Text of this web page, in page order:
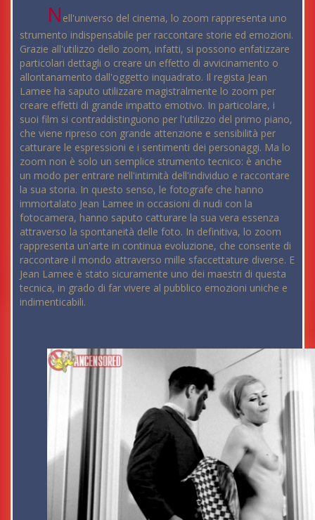
N ell'universo del cinema, lo zoom rappresenta uno
strumento indispensabile per raccontare storie ed emozioni.
Grazie all'utilizzo dello zoom, infatti, si possono enfatizzare
particolari dettagli o creare un effetto di avvicinamento o
allontanamento dall'oggetto inquadrato. Il regista Jean
Lamee ha saputo utilizzare magistralmente lo zoom per
creare effetti di grande impatto emotivo. In particolare, i
suoi film si contraddistinguono per l'utilizzo del primo piano,
che viene ripreso con grande attenzione e sensibilità per
catturare le espressioni e i sentimenti dei personaggi. Ma lo
zoom non è solo un semplice strumento tecnico: è anche
un modo per entrare nell'intimità dell'individuo e raccontare
la sua storia. In questo senso, le fotografe che hanno
immortalato Jean Lamee in occasioni di nudi con la
fotocamera, hanno saputo catturare la sua vera essenza
attraverso la spontaneità delle foto. In definitiva, lo zoom
rappresenta un'arte in continua evoluzione, che consente di
raccontare il mondo attraverso mille sfaccettature diverse. E
Jean Lamee è stato sicuramente uno dei maestri di questa
tecnica, in grado di far vivere al pubblico emozioni uniche e
indimenticabili.